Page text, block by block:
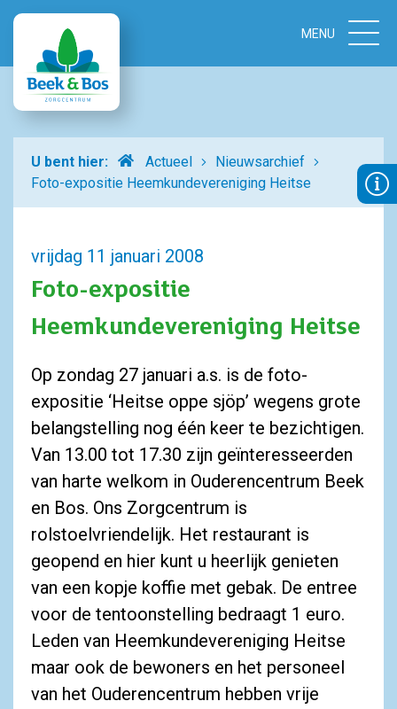
U bent hier:
Home Actueel
Nieuwsarchief
Foto-expositie Heemkundevereniging Heitse
vrijdag 11 januari 2008
Foto-expositie
Heemkundevereniging Heitse
Op zondag 27 januari a.s. is de foto-
expositie ‘Heitse oppe sjöp’ wegens grote
belangstelling nog één keer te bezichtigen.
Van 13.00 tot 17.30 zijn geïnteresseerden
van harte welkom in Ouderencentrum Beek
en Bos. Ons Zorgcentrum is
rolstoelvriendelijk. Het restaurant is
geopend en hier kunt u heerlijk genieten
van een kopje koffie met gebak. De entree
voor de tentoonstelling bedraagt 1 euro.
Leden van Heemkundevereniging Heitse
maar ook de bewoners en het personeel
van het Ouderencentrum hebben vrije